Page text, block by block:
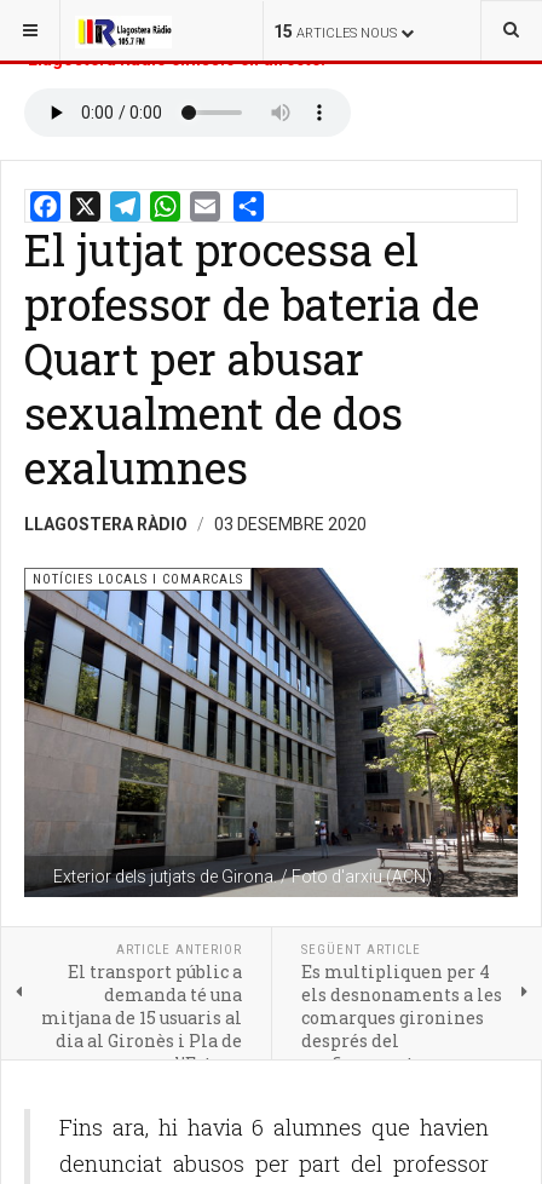
15 ARTICLES NOUS
ESTÀS AQUÍ: INICI
Llagostera Ràdio emissió en directe:
El jutjat processa el
professor de bateria de
Quart per abusar
sexualment de dos
exalumnes
LLAGOSTERA RÀDIO 03 DESEMBRE 2020
Exterior dels jutjats de Girona. / Foto d'arxiu (ACN)
NOTÍCIES LOCALS I COMARCALS
ARTICLE ANTERIOR
El transport públic a
demanda té una
mitjana de 15 usuaris al
dia al Gironès i Pla de
l'Estany
SEGÜENT ARTICLE
Es multipliquen per 4
els desnonaments a les
comarques gironines
després del
confinament
Fins ara, hi havia 6 alumnes que havien
denunciat abusos per part del professor